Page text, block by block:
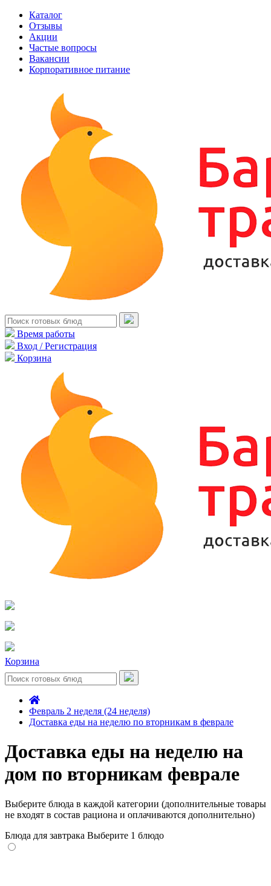
Каталог
Отзывы
Акции
Частые вопросы
Вакансии
Корпоративное питание
Время работы
Вход / Регистрация
Корзина
Корзина
Февраль 2 неделя (24 неделя)
Доставка еды на неделю по вторникам в феврале
Доставка еды на неделю на
дом по вторникам феврале
Выберите блюда в каждой категории (дополнительные товары
не входят в состав рациона и оплачиваются дополнительно)
Блюда для завтрака Выберите 1 блюдо